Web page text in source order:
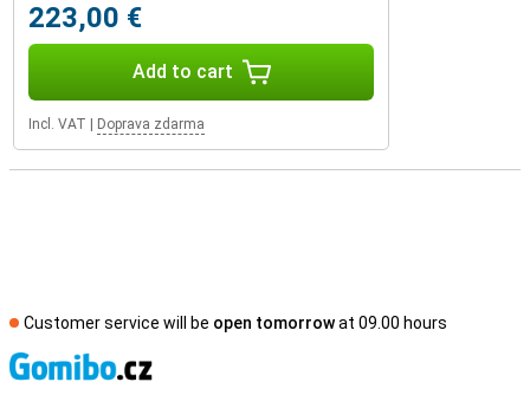
223,00 €
Add to cart
Incl. VAT Doprava zdarma
Customer service will be open tomorrowat 09.00 hours